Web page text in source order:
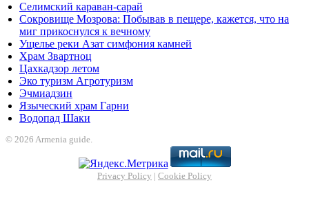
Селимский караван-сарай
Сокровище Мозрова: Побывав в пещере, кажется, что на
миг прикоснулся к вечному
Ущелье реки Азат симфония камней
Храм Звартноц
Цахкадзор летом
Эко туризм Агротуризм
Эчмиадзин
Языческий храм Гарни
Водопад Шаки
© 2026 Armenia guide.
Privacy Policy | Cookie Policy